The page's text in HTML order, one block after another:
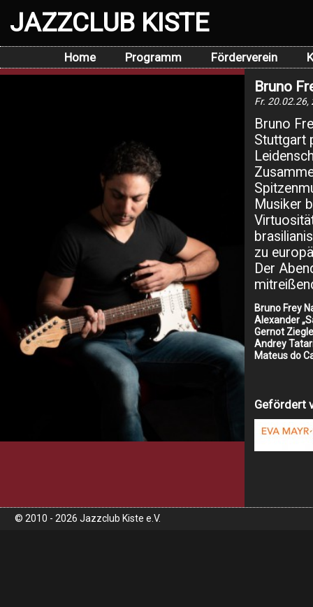
JAZZCLUB KISTE
Home Programm Förderverein
Bruno
Fr. 20.02.26,
Bruno
Stuttgart
Musiker
zu
Der
Bruno Frey
Alexander
Gernot
Andrey
Mateus do
Gefördert
© 2010 - 2026 Jazzclub Kiste e.V.